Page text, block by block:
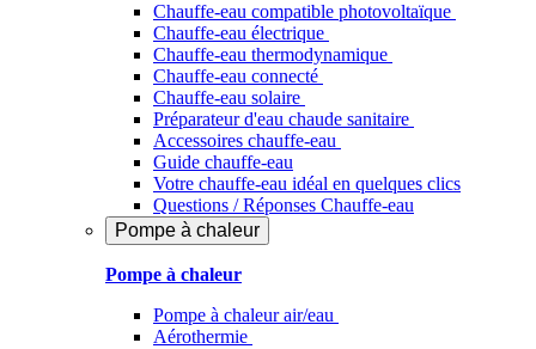
Chauffe-eau compatible photovoltaïque
Chauffe-eau électrique
Chauffe-eau thermodynamique
Chauffe-eau connecté
Chauffe-eau solaire
Préparateur d'eau chaude sanitaire
Accessoires chauffe-eau
Guide chauffe-eau
Votre chauffe-eau idéal en quelques clics
Questions / Réponses Chauffe-eau
Pompe à chaleur
Pompe à chaleur
Pompe à chaleur air/eau
Aérothermie